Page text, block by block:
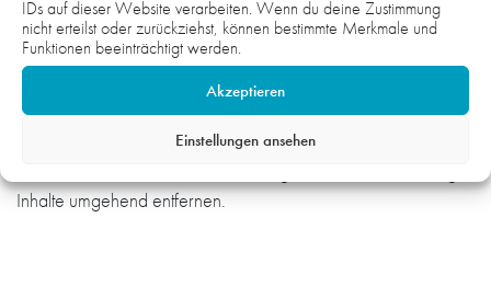
IDs auf dieser Website verarbeiten. Wenn du deine Zustimmung
nicht erteilst oder zurückziehst, können bestimmte Merkmale und
Funktionen beeinträchtigt werden.
Akzeptieren
Einstellungen ansehen
die Inhalte auf dieser Seite nicht vom Betreiber erstellt wurden,
werden die Urheberrechte Dritter beachtet. Insbesondere
werden Inhalte Dritter als solche gekennzeichnet. Sollten Sie
trotzdem auf eine Urheberrechtsverletzung aufmerksam
werden, bitten wir um einen entsprechenden Hinweis. Bei
Inhalte umgehend entfernen.